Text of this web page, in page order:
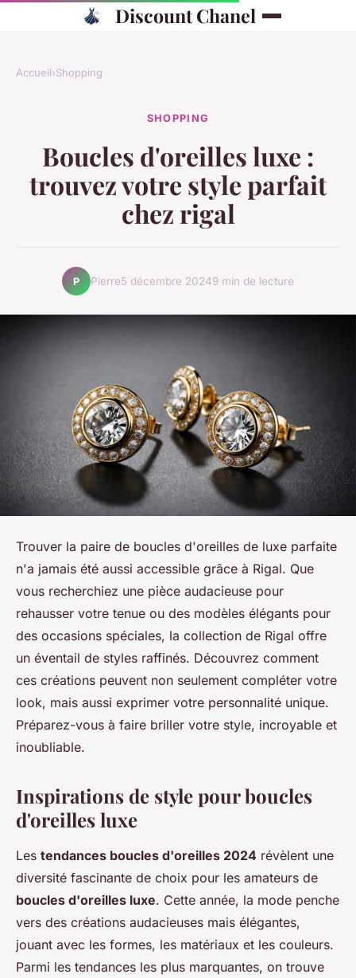
Discount Chanel
Accueil›Shopping
SHOPPING
Boucles d'oreilles luxe :
trouvez votre style parfait
chez rigal
P Pierre5 décembre 20249 min de lecture
Trouver la paire de boucles d'oreilles de luxe parfaite
n'a jamais été aussi accessible grâce à Rigal. Que
vous recherchiez une pièce audacieuse pour
rehausser votre tenue ou des modèles élégants pour
des occasions spéciales, la collection de Rigal offre
un éventail de styles raffinés. Découvrez comment
ces créations peuvent non seulement compléter votre
look, mais aussi exprimer votre personnalité unique.
Préparez-vous à faire briller votre style, incroyable et
inoubliable.
Inspirations de style pour boucles
d'oreilles luxe
Les tendances boucles d'oreilles 2024 révèlent une
diversité fascinante de choix pour les amateurs de
boucles d'oreilles luxe. Cette année, la mode penche
vers des créations audacieuses mais élégantes,
jouant avec les formes, les matériaux et les couleurs.
Parmi les tendances les plus marquantes, on trouve